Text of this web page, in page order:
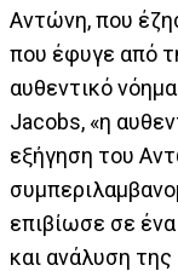
Αντώνη, που
που έφυγε από
αυθεντικό
Jacobs, «η
εξήγηση του
επιβίωσε σε
και ανάλυση της